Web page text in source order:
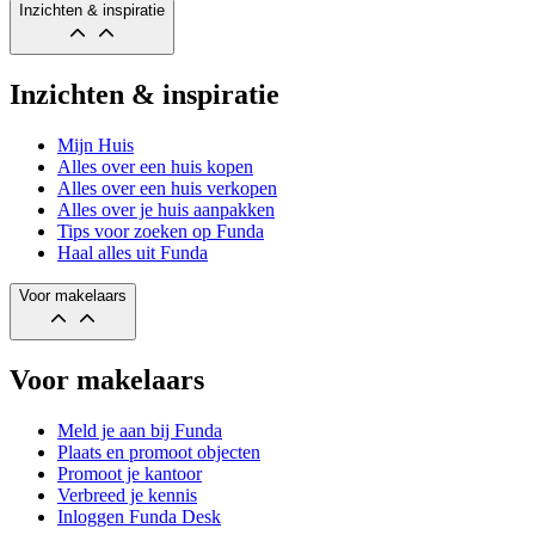
Inzichten & inspiratie
Inzichten & inspiratie
Mijn Huis
Alles over een huis kopen
Alles over een huis verkopen
Alles over je huis aanpakken
Tips voor zoeken op Funda
Haal alles uit Funda
Voor makelaars
Voor makelaars
Meld je aan bij Funda
Plaats en promoot objecten
Promoot je kantoor
Verbreed je kennis
Inloggen Funda Desk